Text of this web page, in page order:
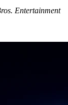
Entertainment